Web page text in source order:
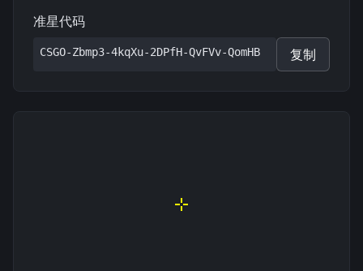
准星代码
CSGO-Zbmp3-4kqXu-2DPfH-QvFVv-QomHB 复制